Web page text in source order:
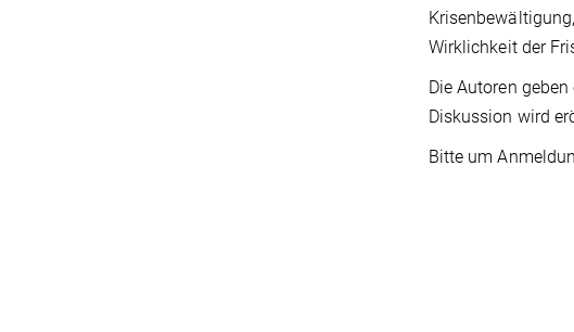
Wirklichkeit der
Die Autoren
Diskussion wird
Bitte um